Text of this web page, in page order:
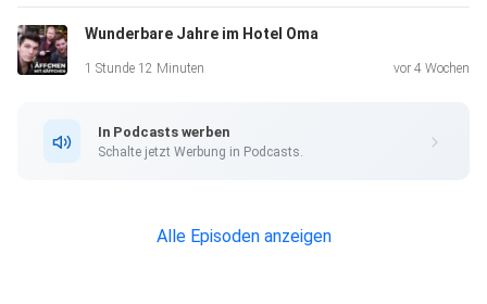
Wunderbare Jahre im Hotel Oma
1 Stunde 12 Minuten vor 4 Wochen
In Podcasts werben
Schalte jetzt Werbung in Podcasts.
Alle Episoden anzeigen